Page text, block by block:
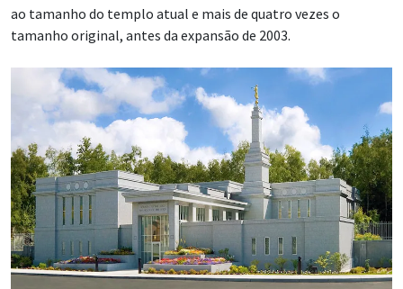
ao tamanho do templo atual e mais de quatro vezes o
tamanho original, antes da expansão de 2003.